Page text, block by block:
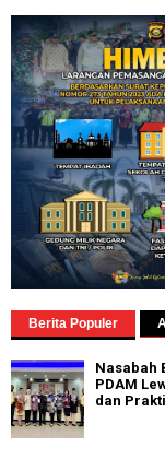
Berita Populer
Nasabah
PDAM
dan